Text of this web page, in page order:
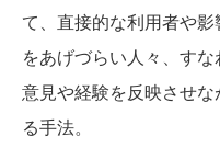
て、直接的な利用者や
をあげづらい人々、すな
意見や経験を反映させ
る手法。